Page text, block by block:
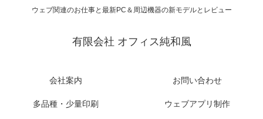
ウェブ関連のお仕事と最新PC＆周辺機器の新モデルとレビュー
有限会社 オフィス純和風
会社案内 お問い合わせ
多品種・少量印刷 ウェブアプリ制作